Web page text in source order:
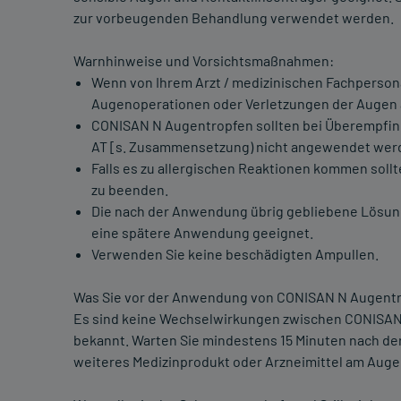
zur vorbeugenden Behandlung verwendet werden.
Warnhinweise und Vorsichtsmaßnahmen:
Wenn von Ihrem Arzt / medizinischen
Augenoperationen oder Verletzungen der
CONISAN N Augentropfen sollten bei
AT [s. Zusammensetzung) nicht angewendet
Falls es zu allergischen Reaktionen kommen
zu beenden.
Die nach der Anwendung übrig gebliebene
eine spätere Anwendung geeignet.
Verwenden Sie keine beschädigten Ampullen.
Was Sie vor der Anwendung von CONISAN N
Es sind keine Wechselwirkungen zwischen
bekannt. Warten Sie mindestens 15 Minuten nach
weiteres Medizinprodukt oder Arzneimittel am